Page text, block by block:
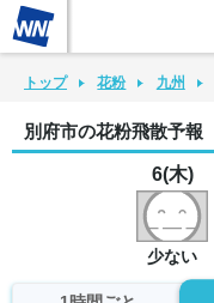
花粉カレンダー 花粉図鑑
トップ 花粉 九州
別府市の花粉飛散予報
6(木)
少ない